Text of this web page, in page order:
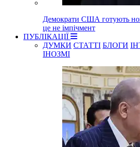
Демократи США готують
це не імпічмент
ПУБЛІКАЦІЇ
ДУМКИ СТАТТІ БЛОГИ
ІНОЗМІ